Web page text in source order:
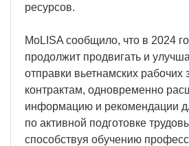
ресурсов.
MoLISA сообщило, что в 2024
продолжит продвигать и
отправки вьетнамских рабочих
контрактам, одновременно
информацию и рекомендации
по активной подготовке
способствуя обучению